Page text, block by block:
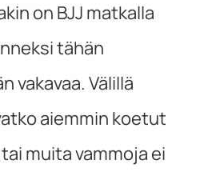
on BJJ matkalla
tähän
vakavaa. Välillä
aiemmin koetut
muita vammoja ei